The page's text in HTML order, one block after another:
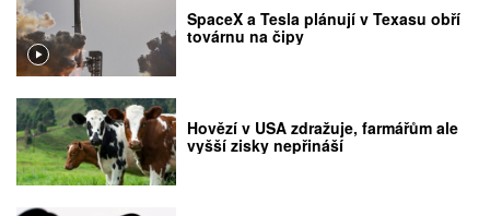
SpaceX a Tesla plánují v Texasu obří
továrnu na čipy
Hovězí v USA zdražuje, farmářům ale
vyšší zisky nepřináší